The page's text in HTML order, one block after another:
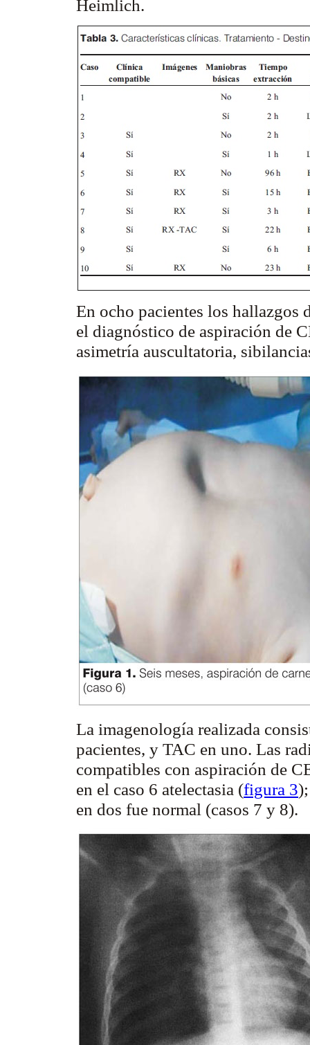
Heimlich.
En ocho pacientes los hallazgos
el diagnóstico de aspiración de
asimetría auscultatoria,
La imagenología realizada
pacientes, y TAC en uno. Las
compatibles con aspiración de
en el caso 6 atelectasia (figura 3
en dos fue normal (casos 7 y 8).